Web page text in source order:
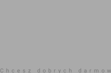
Chcesz dobrych